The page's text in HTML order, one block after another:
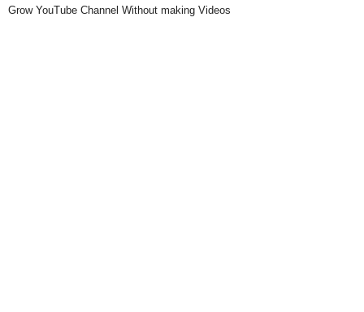
Grow YouTube Channel Without making Videos